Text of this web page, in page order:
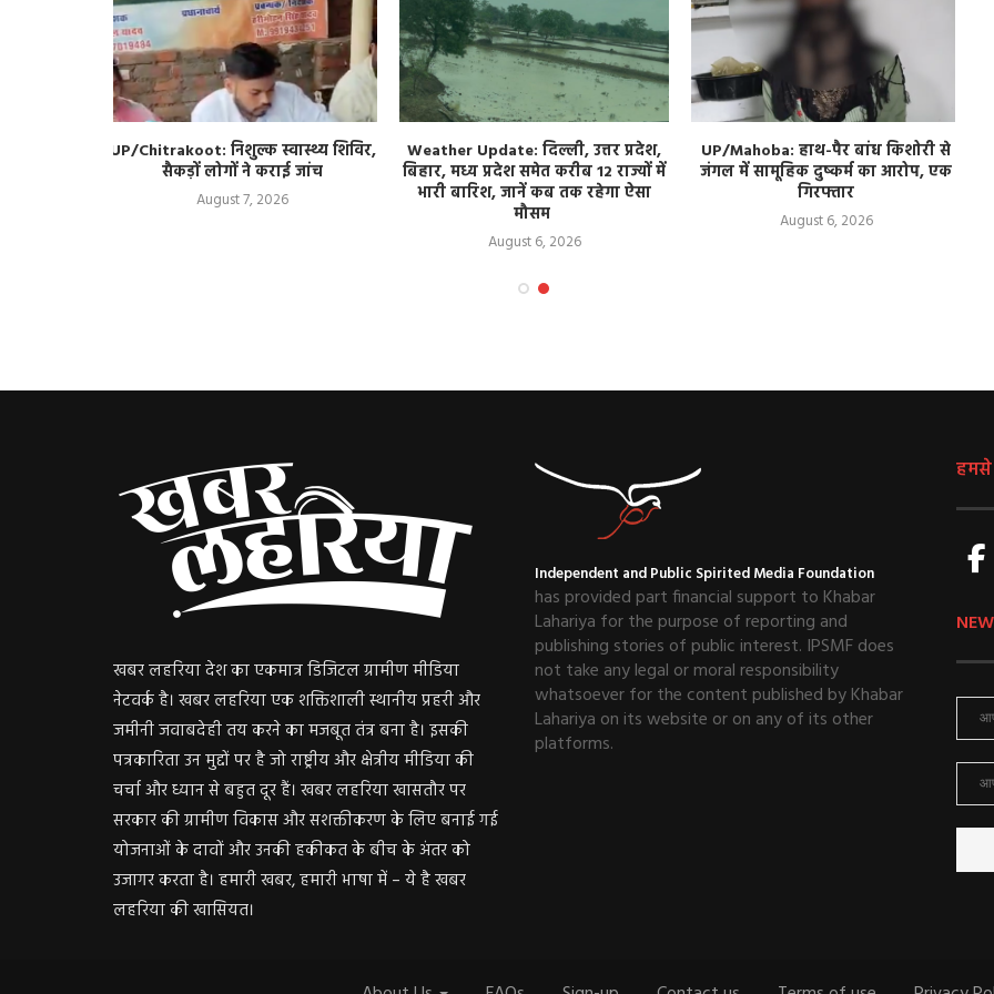
UP/Chitrakoot: निशुल्क स्वास्थ्य शिविर,
सैकड़ों लोगों ने कराई जांच
August 7, 2026
Weather Update: दिल्ली, उत्तर प्रदेश,
बिहार, मध्य प्रदेश समेत करीब 12 राज्यों में
भारी बारिश, जानें कब तक रहेगा ऐसा
मौसम
August 6, 2026
UP/Mahoba: हाथ-पैर बांध किशोरी से
जंगल में सामूहिक दुष्कर्म का आरोप, एक
गिरफ्तार
August 6, 2026
खबर लहरिया देश का एकमात्र डिजिटल ग्रामीण मीडिया
नेटवर्क है। खबर लहरिया एक शक्तिशाली स्थानीय प्रहरी और
जमीनी जवाबदेही तय करने का मजबूत तंत्र बना है। इसकी
पत्रकारिता उन मुद्दों पर है जो राष्ट्रीय और क्षेत्रीय मीडिया की
चर्चा और ध्यान से बहुत दूर हैं। खबर लहरिया खासतौर पर
सरकार की ग्रामीण विकास और सशक्तीकरण के लिए बनाई गई
योजनाओं के दावों और उनकी हकीकत के बीच के अंतर को
उजागर करता है। हमारी खबर, हमारी भाषा में – ये है खबर
लहरिया की खासियत।
Independent and Public Spirited Media Foundation
has provided part financial support to Khabar
Lahariya for the purpose of reporting and
publishing stories of public interest. IPSMF does
not take any legal or moral responsibility
whatsoever for the content published by Khabar
Lahariya on its website or on any of its other
platforms.
हमसे